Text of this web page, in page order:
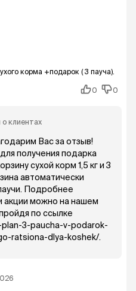
корма +подарок ( 3 пауча).
0
0
о клиентах
Вас за отзыв!
получения подарка
сухой корм 1,5 кг и 3
автоматически
Подробнее
акции можно на нашем
по ссылке
3-paucha-v-podarok-
ratsiona-dlya-koshek/.